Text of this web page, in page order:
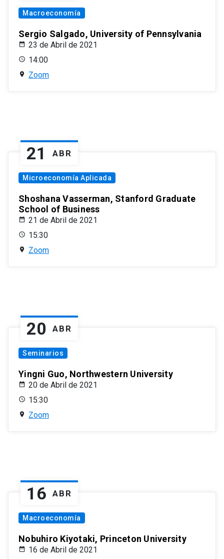
Macroeconomía
Sergio Salgado, University of Pennsylvania
23 de Abril de 2021
14:00
Zoom
21 ABR
Microeconomía Aplicada
Shoshana Vasserman, Stanford Graduate
School of Business
21 de Abril de 2021
15:30
Zoom
20 ABR
Seminarios
Yingni Guo, Northwestern University
20 de Abril de 2021
15:30
Zoom
16 ABR
Macroeconomía
Nobuhiro Kiyotaki, Princeton University
16 de Abril de 2021